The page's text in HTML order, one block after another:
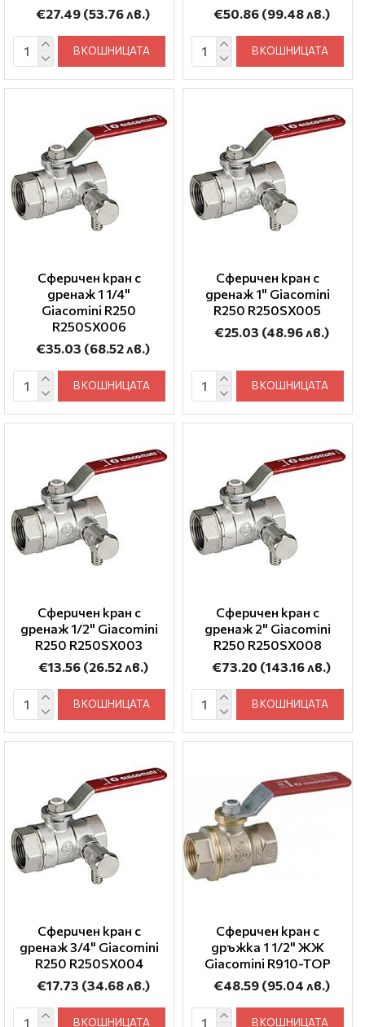
€27.49 (53.76 лв.)
В КОШНИЦАТА
€50.86 (99.48 лв.)
В КОШНИЦАТА
Сферичен кран с
дренаж 1 1/4"
Giacomini R250
R250SX006
€35.03 (68.52 лв.)
В КОШНИЦАТА
Сферичен кран с
дренаж 1" Giacomini
R250 R250SX005
€25.03 (48.96 лв.)
В КОШНИЦАТА
Сферичен кран с
дренаж 1/2" Giacomini
R250 R250SX003
€13.56 (26.52 лв.)
В КОШНИЦАТА
Сферичен кран с
дренаж 2" Giacomini
R250 R250SX008
€73.20 (143.16 лв.)
В КОШНИЦАТА
Сферичен кран с
дренаж 3/4" Giacomini
R250 R250SX004
€17.73 (34.68 лв.)
В КОШНИЦАТА
Сферичен кран с
дръжка 1 1/2" ЖЖ
Giacomini R910-TOP
€48.59 (95.04 лв.)
В КОШНИЦАТА